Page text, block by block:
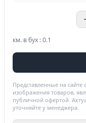
км. в бух : 0.1
Представленные на
изображения товаров,
публичной офертой.
уточняйте у менеджера.